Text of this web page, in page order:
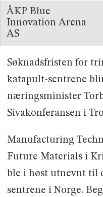
ÅKP Blue
Innovation Arena
AS
Søknadsfristen for
katapult-sentrene
næringsminister
Sivakonferansen i
Manufacturing
Future Materials i
ble i høst utnevnt til
sentrene i Norge.